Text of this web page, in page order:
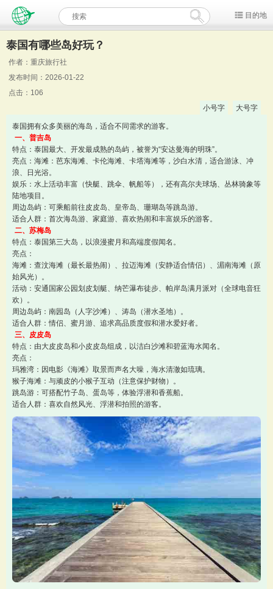
目的地
泰国有哪些岛好玩？
作者：重庆旅行社
发布时间：2026-01-22
点击：106
小号字
大号字
泰国拥有众多美丽的海岛，适合不同需求的游客。
一、普吉岛
特点：泰国最大、开发最成熟的岛屿，被誉为“安达曼海的明珠”。
亮点：海滩：芭东海滩、卡伦海滩、卡塔海滩等，沙白水清，适合游泳、冲
浪、日光浴。
娱乐：水上活动丰富（快艇、跳伞、帆船等），还有高尔夫球场、丛林骑象等
陆地项目。
周边岛屿：可乘船前往皮皮岛、皇帝岛、珊瑚岛等跳岛游。
适合人群：首次海岛游、家庭游、喜欢热闹和丰富娱乐的游客。
二、苏梅岛
特点：泰国第三大岛，以浪漫蜜月和高端度假闻名。
亮点：
海滩：查汶海滩（最长最热闹）、拉迈海滩（安静适合情侣）、湄南海滩（原
始风光）。
活动：安通国家公园划皮划艇、纳芒瀑布徒步、帕岸岛满月派对（全球电音狂
欢）。
周边岛屿：南园岛（人字沙滩）、涛岛（潜水圣地）。
适合人群：情侣、蜜月游、追求高品质度假和潜水爱好者。
三、皮皮岛
特点：由大皮皮岛和小皮皮岛组成，以洁白沙滩和碧蓝海水闻名。
亮点：
玛雅湾：因电影《海滩》取景而声名大噪，海水清澈如琉璃。
猴子海滩：与顽皮的小猴子互动（注意保护财物）。
跳岛游：可搭配竹子岛、蛋岛等，体验浮潜和香蕉船。
适合人群：喜欢自然风光、浮潜和拍照的游客。